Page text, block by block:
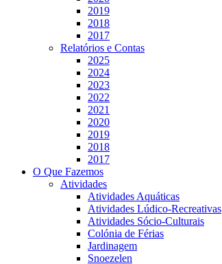
2019
2018
2017
Relatórios e Contas
2025
2024
2023
2022
2021
2020
2019
2018
2017
O Que Fazemos
Atividades
Atividades Aquáticas
Atividades Lúdico-Recreativas
Atividades Sócio-Culturais
Colónia de Férias
Jardinagem
Snoezelen